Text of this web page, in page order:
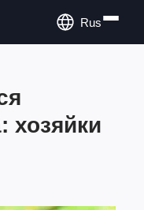
Rus
хозяйки